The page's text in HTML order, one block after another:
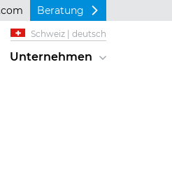
Beratung
Unternehmen
Schweiz | deutsch